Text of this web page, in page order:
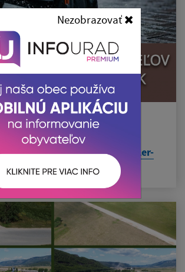
Nezobrazovať
používateľov elektrických
elektromos roller-